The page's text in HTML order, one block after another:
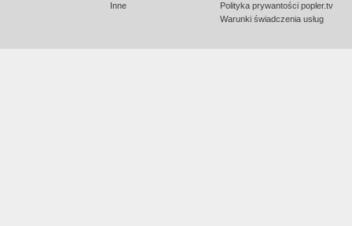
Inne
Polityka prywantości popler.tv
Warunki świadczenia usług